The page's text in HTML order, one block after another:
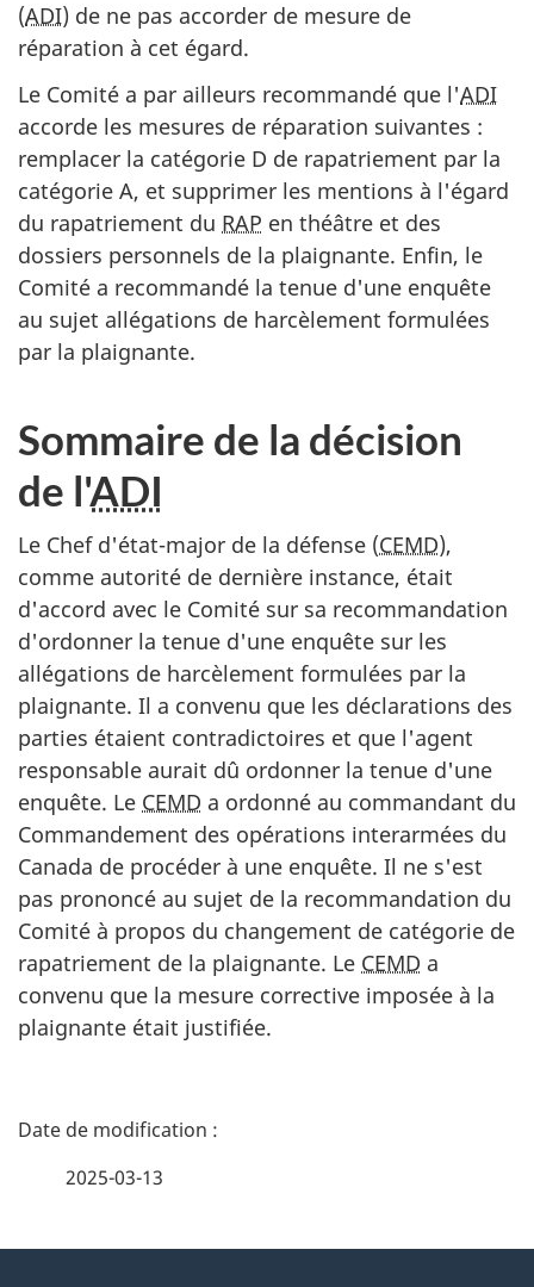
(ADI) de ne pas accorder de mesure de
réparation à cet égard.
Le Comité a par ailleurs recommandé que l'ADI
accorde les mesures de réparation suivantes :
remplacer la catégorie D de rapatriement par la
catégorie A, et supprimer les mentions à l'égard
du rapatriement du RAP en théâtre et des
dossiers personnels de la plaignante. Enfin, le
Comité a recommandé la tenue d'une enquête
au sujet allégations de harcèlement formulées
par la plaignante.
Sommaire de la décision
de l'ADI
Le Chef d'état-major de la défense (CEMD),
comme autorité de dernière instance, était
d'accord avec le Comité sur sa recommandation
d'ordonner la tenue d'une enquête sur les
allégations de harcèlement formulées par la
plaignante. Il a convenu que les déclarations des
parties étaient contradictoires et que l'agent
responsable aurait dû ordonner la tenue d'une
enquête. Le CEMD a ordonné au commandant du
Commandement des opérations interarmées du
Canada de procéder à une enquête. Il ne s'est
pas prononcé au sujet de la recommandation du
Comité à propos du changement de catégorie de
rapatriement de la plaignante. Le CEMD a
convenu que la mesure corrective imposée à la
plaignante était justifiée.
D
2025-03-13